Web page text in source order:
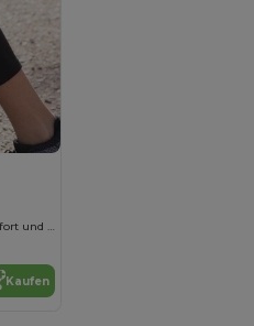
Damen 3/4 Leggings für Komfort und Stil
Kaufen